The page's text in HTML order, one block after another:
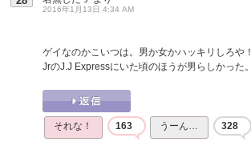
2016年1月13日 4:34 AM
ゲイなのかこいつは。男か女かハッキリしろや！
JrのJ.J Expressにいた頃のほうが男らしかった。
それな！ 163 うーん… 328